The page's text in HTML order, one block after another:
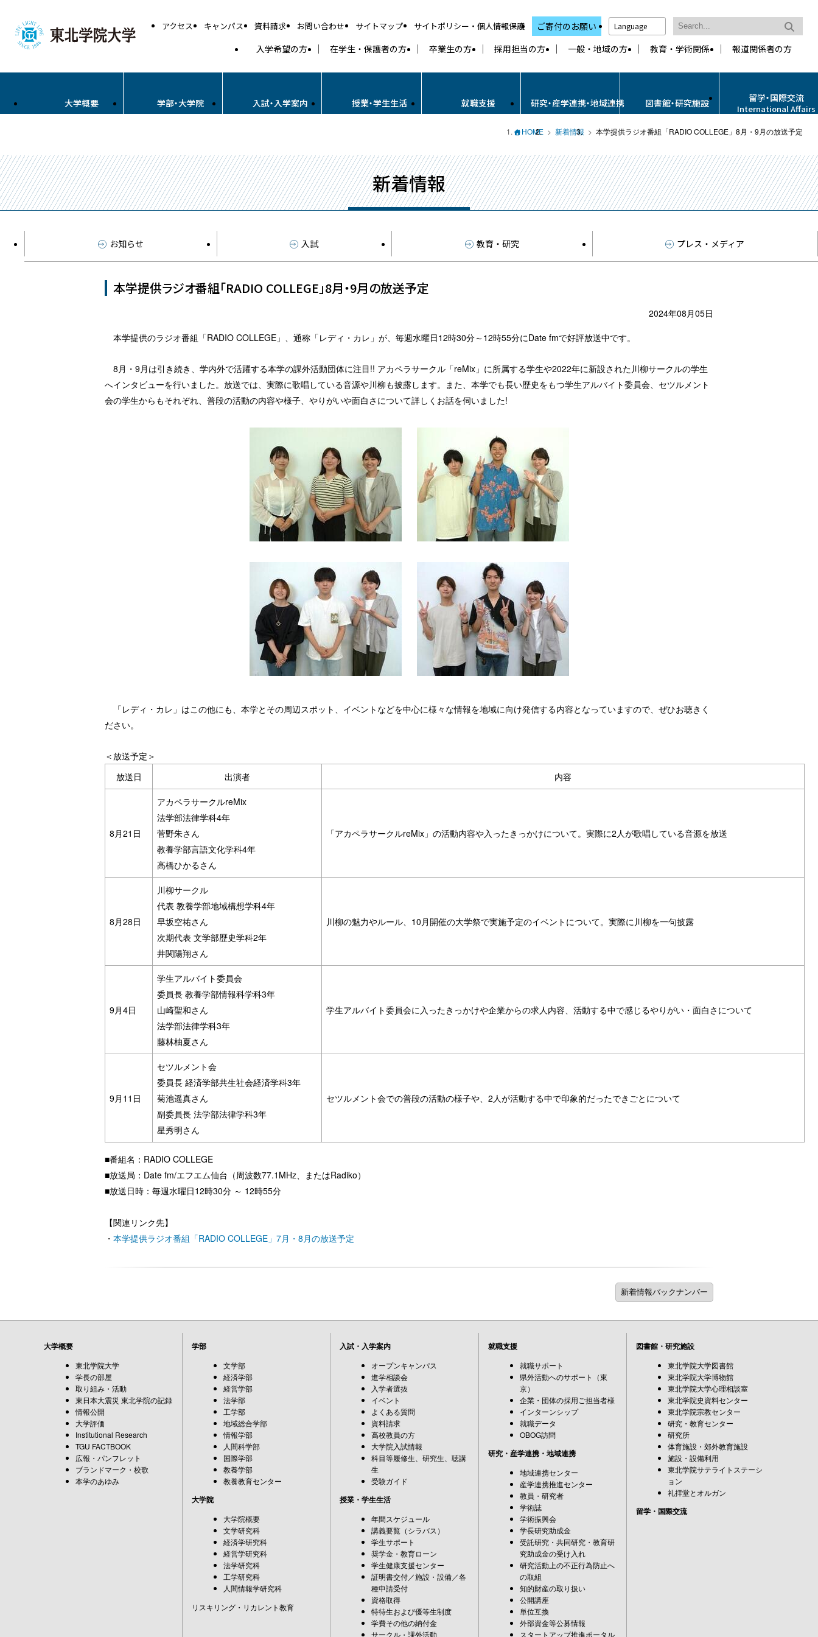
アクセス キャンパス 資料請求 お問い合わせ サイトマップ サイトポリシー・個人情報保護 ご寄付のお願い Language
入学希望の方 在学生・保護者の方 卒業生の方 採用担当の方 一般・地域の方 教育・学術関係 報道関係者の方
大学概要 学部・大学院 入試・入学案内 授業・学生生活 就職支援 研究・産学連携・地域連携 図書館・研究施設 留学・国際交流
International Affairs
HOME 新着情報 本学提供ラジオ番組「RADIO COLLEGE」8月・9月の放送予定
新着情報
お知らせ 入試 教育・研究 プレス・メディア
本学提供ラジオ番組「RADIO COLLEGE」8月・9月の放送予定
2024年08月05日
本学提供のラジオ番組「RADIO COLLEGE」、通称「レディ・カレ」が、毎週水曜日12時30分～12時55分にDate fmで好評放送中です。
8月・9月は引き続き、学内外で活躍する本学の課外活動団体に注目!! アカペラサークル「reMix」に所属する学生や2022年に新設された川柳サークルの学生
へインタビューを行いました。放送では、実際に歌唱している音源や川柳も披露します。また、本学でも長い歴史をもつ学生アルバイト委員会、セツルメント
会の学生からもそれぞれ、普段の活動の内容や様子、やりがいや面白さについて詳しくお話を伺いました!
「レディ・カレ」はこの他にも、本学とその周辺スポット、イベントなどを中心に様々な情報を地域に向け発信する内容となっていますので、ぜひお聴きく
ださい。
＜放送予定＞
放送日
出演者 内容
8月21日
アカペラサークルreMix
法学部法律学科4年
菅野朱さん
教養学部言語文化学科4年
高橋ひかるさん
「アカペラサークルreMix」の活動内容や入ったきっかけについて。実際に2人が歌唱している音源を放送
8月28日
川柳サークル
代表 教養学部地域構想学科4年
早坂空祐さん
次期代表 文学部歴史学科2年
井関陽翔さん
川柳の魅力やルール、10月開催の大学祭で実施予定のイベントについて。実際に川柳を一句披露
9月4日
学生アルバイト委員会
委員長 教養学部情報科学科3年
山崎聖和さん
法学部法律学科3年
藤林柚夏さん
学生アルバイト委員会に入ったきっかけや企業からの求人内容、活動する中で感じるやりがい・面白さについて
9月11日
セツルメント会
委員長 経済学部共生社会経済学科3年
菊池遥真さん
副委員長 法学部法律学科3年
星秀明さん
セツルメント会での普段の活動の様子や、2人が活動する中で印象的だったできごとについて
■番組名：RADIO COLLEGE
■放送局：Date fm/エフエム仙台（周波数77.1MHz、またはRadiko）
■放送日時：毎週水曜日12時30分 ～ 12時55分
【関連リンク先】
・ 本学提供ラジオ番組「RADIO COLLEGE」7月・8月の放送予定
大学概要
東北学院大学
学長の部屋
取り組み・活動
東日本大震災 東北学院の記録
情報公開
大学評価
Institutional Research
TGU FACTBOOK
広報・パンフレット
ブランドマーク・校歌
本学のあゆみ
学部
文学部
経済学部
経営学部
法学部
工学部
地域総合学部
情報学部
人間科学部
国際学部
教養学部
教養教育センター
大学院
大学院概要
文学研究科
経済学研究科
経営学研究科
法学研究科
工学研究科
人間情報学研究科
リスキリング・リカレント教育
入試・入学案内
オープンキャンパス
進学相談会
入学者選抜
イベント
よくある質問
資料請求
高校教員の方
大学院入試情報
科目等履修生、研究生、聴講
生
受験ガイド
授業・学生生活
年間スケジュール
講義要覧（シラバス）
学生サポート
奨学金・教育ローン
学生健康支援センター
証明書交付／施設・設備／各
種申請受付
資格取得
特待生および優等生制度
学費その他の納付金
サークル・課外活動
就職支援
就職サポート
県外活動へのサポート（東
京）
企業・団体の採用ご担当者様
インターンシップ
就職データ
OBOG訪問
研究・産学連携・地域連携
地域連携センター
産学連携推進センター
教員・研究者
学術誌
学術振興会
学長研究助成金
受託研究・共同研究・教育研
究助成金の受け入れ
研究活動上の不正行為防止へ
の取組
知的財産の取り扱い
公開講座
単位互換
外部資金等公募情報
スタートアップ推進ポータル
図書館・研究施設
東北学院大学図書館
東北学院大学博物館
東北学院大学心理相談室
東北学院史資料センター
東北学院宗教センター
研究・教育センター
研究所
体育施設・郊外教育施設
施設・設備利用
東北学院サテライトステーシ
ョン
礼拝堂とオルガン
留学・国際交流